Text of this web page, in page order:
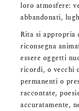
loro atmosfere:
abbandonati,
Rita si appropria
riconsegna
essere oggetti
ricordi, o vecchi
permanenti o
raccontate,
accuratamente,